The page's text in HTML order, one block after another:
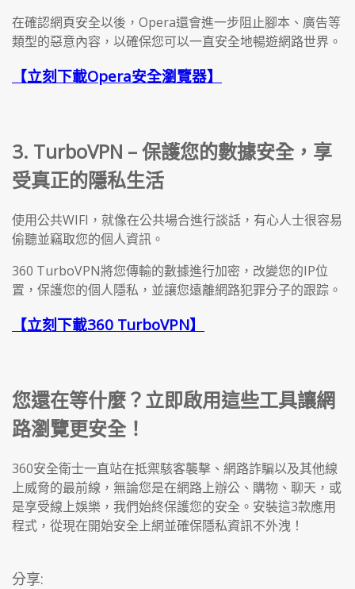
在確認網頁安全以後，Opera還會進一步阻止腳本、廣告等
類型的惡意內容，以確保您可以一直安全地暢遊網路世界。
【立刻下載Opera安全瀏覽器】
3. TurboVPN – 保護您的數據安全，享
受真正的隱私生活
使用公共WIFI，就像在公共場合進行談話，有心人士很容易
偷聽並竊取您的個人資訊。
360 TurboVPN將您傳輸的數據進行加密，改變您的IP位
置，保護您的個人隱私，並讓您遠離網路犯罪分子的跟踪。
【立刻下載360 TurboVPN】
您還在等什麼？立即啟用這些工具讓網
路瀏覽更安全！
360安全衛士一直站在抵禦駭客襲擊、網路詐騙以及其他線
上威脅的最前線，無論您是在網路上辦公、購物、聊天，或
是享受線上娛樂，我們始終保護您的安全。安裝這3款應用
程式，從現在開始安全上網並確保隱私資訊不外洩！
分享: